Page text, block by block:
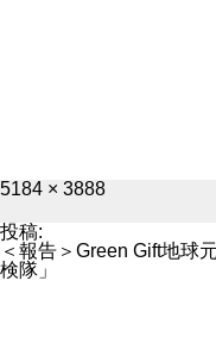
フ
サ
イ
ズ
5184 × 3888
投稿:
＜報告＞Green Gift地球
検隊」